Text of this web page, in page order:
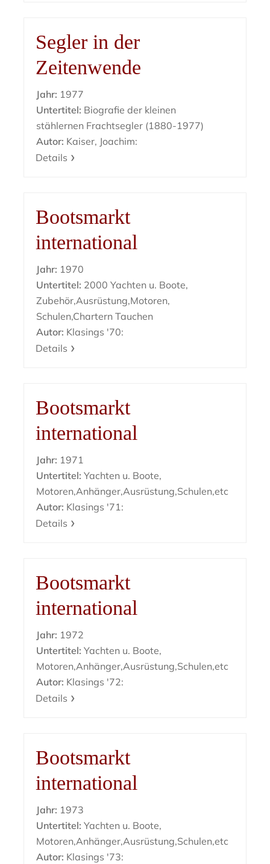
Segler in der
Zeitenwende
Jahr: 1977
Untertitel: Biografie der kleinen
stählernen Frachtsegler (1880-1977)
Autor: Kaiser, Joachim:
Details
Bootsmarkt
international
Jahr: 1970
Untertitel: 2000 Yachten u. Boote,
Zubehör,Ausrüstung,Motoren,
Schulen,Chartern Tauchen
Autor: Klasings '70:
Details
Bootsmarkt
international
Jahr: 1971
Untertitel: Yachten u. Boote,
Motoren,Anhänger,Ausrüstung,Schulen,etc
Autor: Klasings '71:
Details
Bootsmarkt
international
Jahr: 1972
Untertitel: Yachten u. Boote,
Motoren,Anhänger,Ausrüstung,Schulen,etc
Autor: Klasings '72:
Details
Bootsmarkt
international
Jahr: 1973
Untertitel: Yachten u. Boote,
Motoren,Anhänger,Ausrüstung,Schulen,etc
Autor: Klasings '73: